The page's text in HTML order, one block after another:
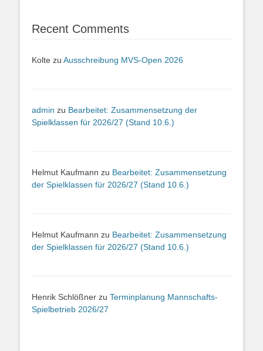
Recent Comments
Kolte zu Ausschreibung MVS-Open 2026
admin zu Bearbeitet: Zusammensetzung der
Spielklassen für 2026/27 (Stand 10.6.)
Helmut Kaufmann zu Bearbeitet: Zusammensetzung
der Spielklassen für 2026/27 (Stand 10.6.)
Helmut Kaufmann zu Bearbeitet: Zusammensetzung
der Spielklassen für 2026/27 (Stand 10.6.)
Henrik Schlößner zu Terminplanung Mannschafts-
Spielbetrieb 2026/27